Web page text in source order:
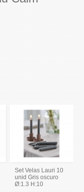
Set Velas Lauri 10
unid Gris oscuro
Ø:1.3 H:10